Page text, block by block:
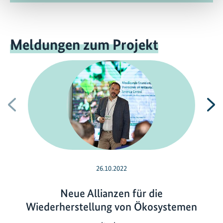
Meldungen zum Projekt
Vorherige
26.10.2022
Neue Allianzen für die
Wiederherstellung von Ökosystemen